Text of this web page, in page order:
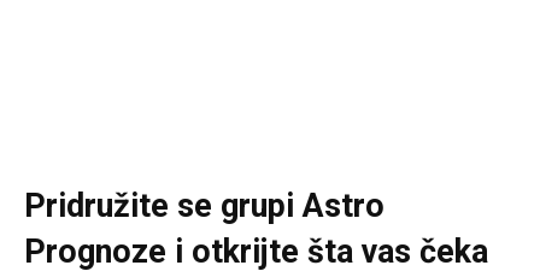
Pridružite se grupiAstro
Prognoze i otkrijte šta vas čeka